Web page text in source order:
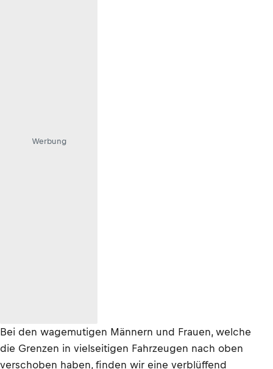
Werbung
Bei den wagemutigen Männern und Frauen, welche
die Grenzen in vielseitigen Fahrzeugen nach oben
verschoben haben, finden wir eine verblüffend